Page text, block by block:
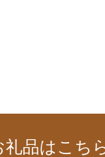
礼品はこち